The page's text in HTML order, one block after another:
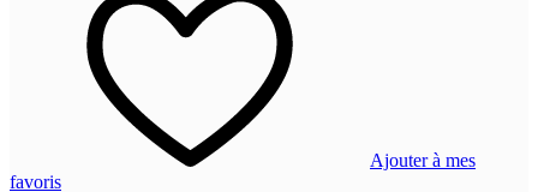
Ajouter à mes
favoris